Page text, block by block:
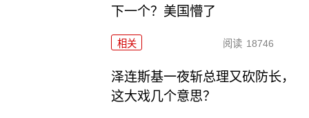
下一个？美国懵了
相关 阅读 18746
泽连斯基一夜斩总理又砍防长，
这大戏几个意思？